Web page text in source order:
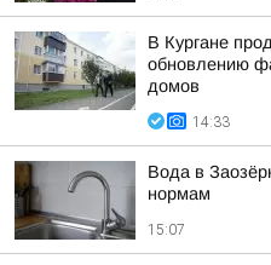
В Кургане
обновлению
домов
14:33
Вода в
нормам
15:07